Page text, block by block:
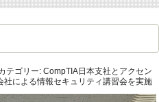
テゴリー: CompTIA日本支社とアクセン
社による情報セキュリティ講習会を実施